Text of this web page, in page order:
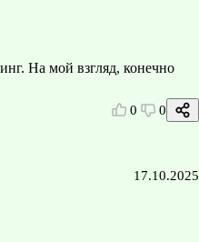
На мой взгляд, конечно
0 0
17.10.2025